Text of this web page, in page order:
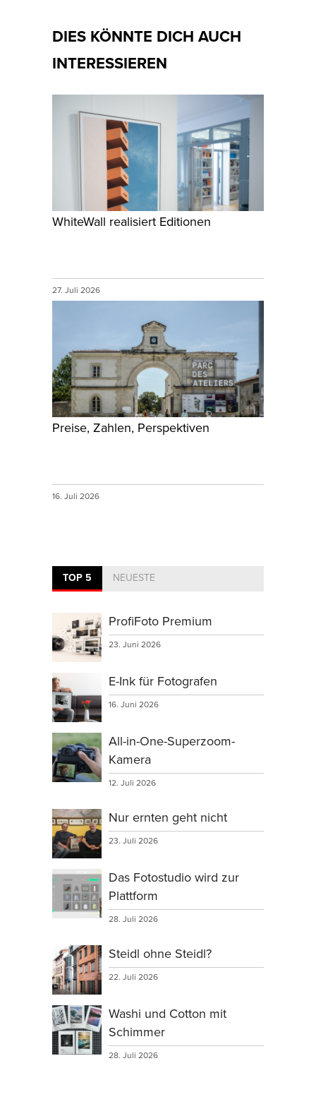
DIES KÖNNTE DICH AUCH
INTERESSIEREN
WhiteWall realisiert Editionen
27. Juli 2026
Preise, Zahlen, Perspektiven
16. Juli 2026
TOP 5 NEUESTE
ProfiFoto Premium
23. Juni 2026
E-Ink für Fotografen
16. Juni 2026
All-in-One-Superzoom-
Kamera
12. Juli 2026
Nur ernten geht nicht
23. Juli 2026
Das Fotostudio wird zur
Plattform
28. Juli 2026
Steidl ohne Steidl?
22. Juli 2026
Washi und Cotton mit
Schimmer
28. Juli 2026